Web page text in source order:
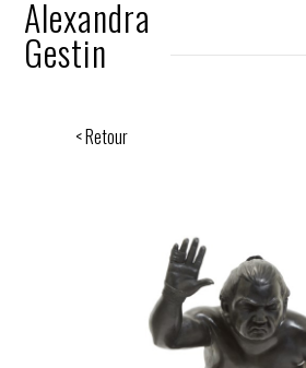
Alexandra
Gestin
< Retour